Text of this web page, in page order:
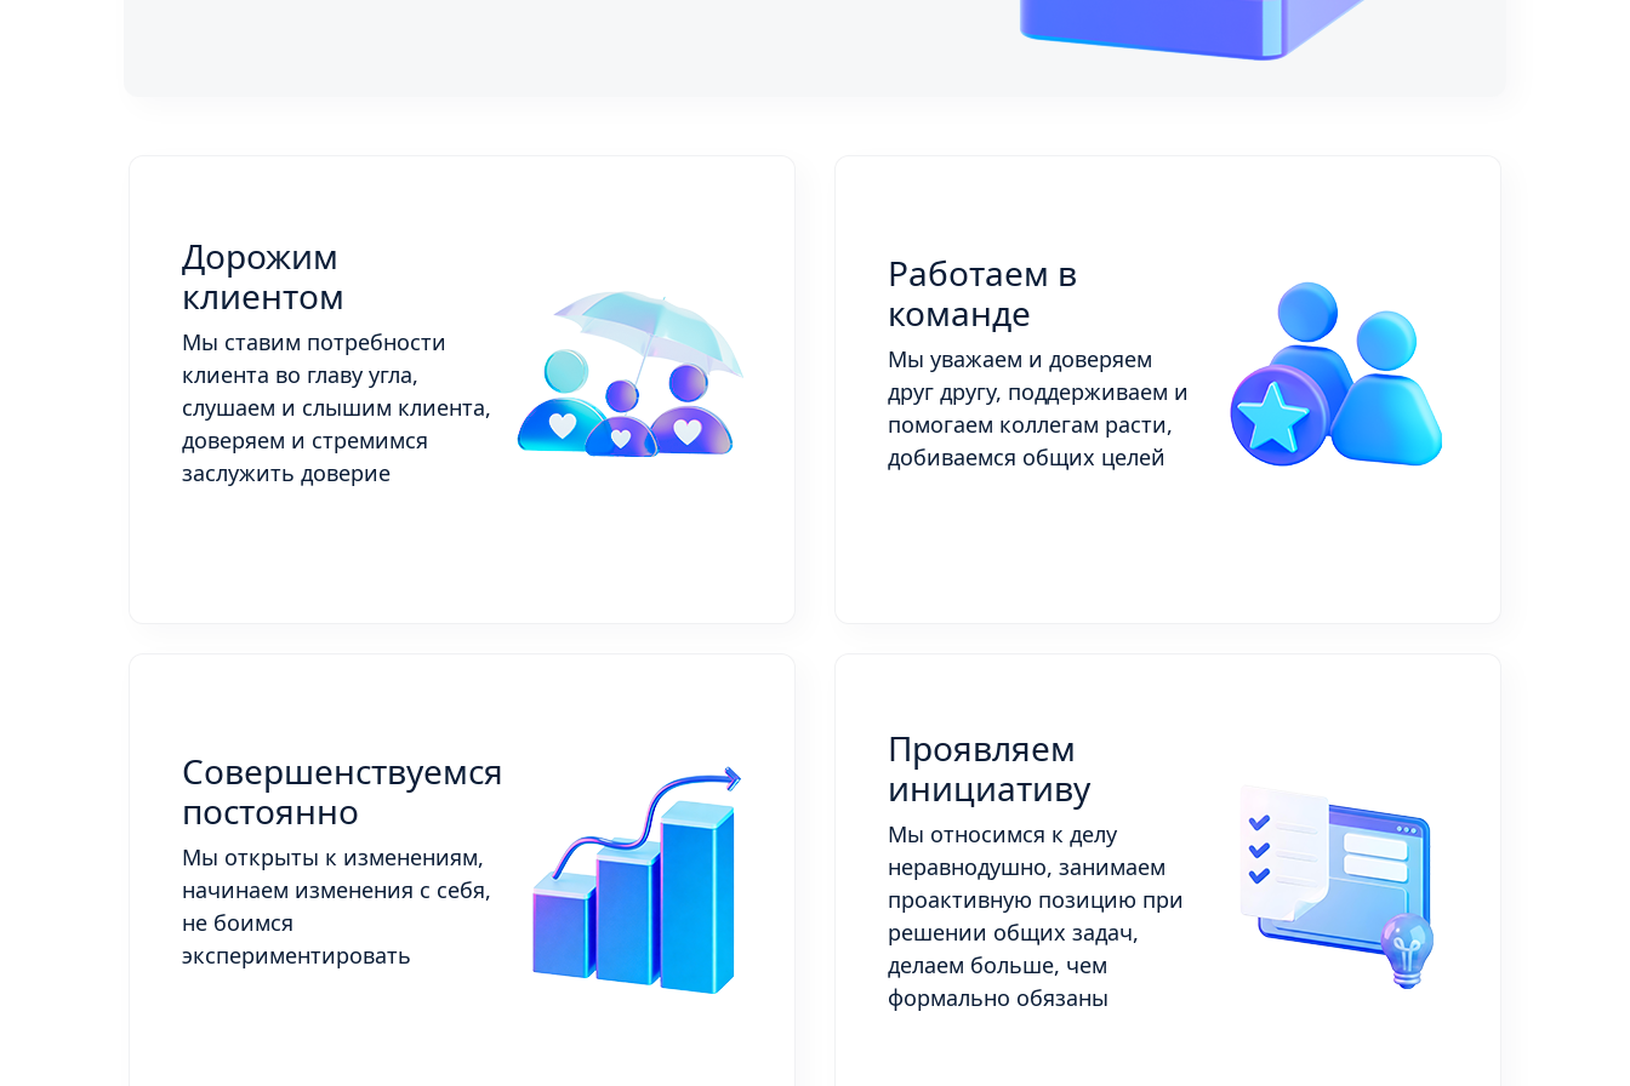
Дорожим
клиентом
Мы ставим потребности
клиента во главу угла,
слушаем и слышим клиента,
доверяем и стремимся
заслужить доверие
Работаем в
команде
Мы уважаем и доверяем
друг другу, поддерживаем и
помогаем коллегам расти,
добиваемся общих целей
Совершенствуемся
постоянно
Мы открыты к изменениям,
начинаем изменения с себя,
не боимся
экспериментировать
Проявляем
инициативу
Мы относимся к делу
неравнодушно, занимаем
проактивную позицию при
решении общих задач,
делаем больше, чем
формально обязаны